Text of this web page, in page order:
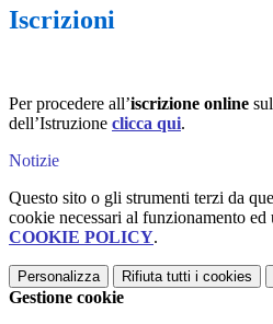
Iscrizioni
Per procedere all’iscrizione online
dell’Istruzione clicca qui.
Notizie
Questo sito o gli strumenti terzi da
cookie necessari al funzionamento
COOKIE POLICY.
Personalizza Rifiuta tutti i cookies
Gestione cookie